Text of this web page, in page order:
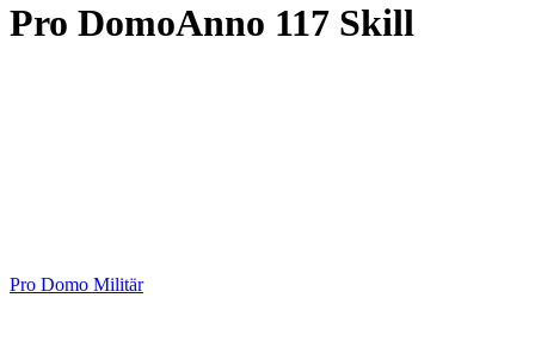
Pro DomoAnno 117 Skill
Pro Domo Militär